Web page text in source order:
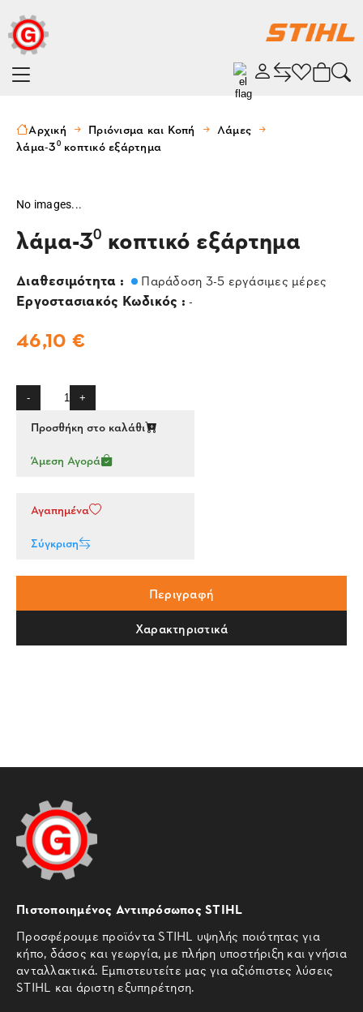
Αρχική Πριόνισμα και Κοπή
Λάμες
λάμα-3⁰ κοπτικό εξάρτημα
No images...
λάμα-3⁰ κοπτικό εξάρτημα
Διαθεσιμότητα : Παράδοση 3-5 εργάσιμες μέρες
Εργοστασιακός Κωδικός : -
46,10 €
- +
Προσθήκη στο καλάθι
Άμεση Αγορά
Αγαπημένα
Σύγκριση
Περιγραφή
Χαρακτηριστικά
Πιστοποιημένος Αντιπρόσωπος STIHL
Προσφέρουμε προϊόντα STIHL υψηλής ποιότητας για
κήπο, δάσος και γεωργία, με πλήρη υποστήριξη και γνήσια
ανταλλακτικά. Εμπιστευτείτε μας για αξιόπιστες λύσεις
STIHL και άριστη εξυπηρέτηση.